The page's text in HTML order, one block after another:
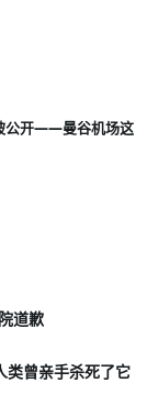
公开——曼谷机场这
道歉
类曾亲手杀死了它